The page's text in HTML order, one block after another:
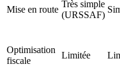
Mise en route
Très simple
(URSSAF)
Optimisation
fiscale
Limitée